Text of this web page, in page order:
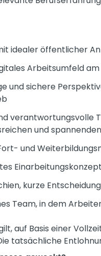
idealer öffentlicher
Arbeitsumfeld
und sichere
verantwortungsvolle
und
und
kurze
Team, in dem
auf Basis einer
tatsächliche